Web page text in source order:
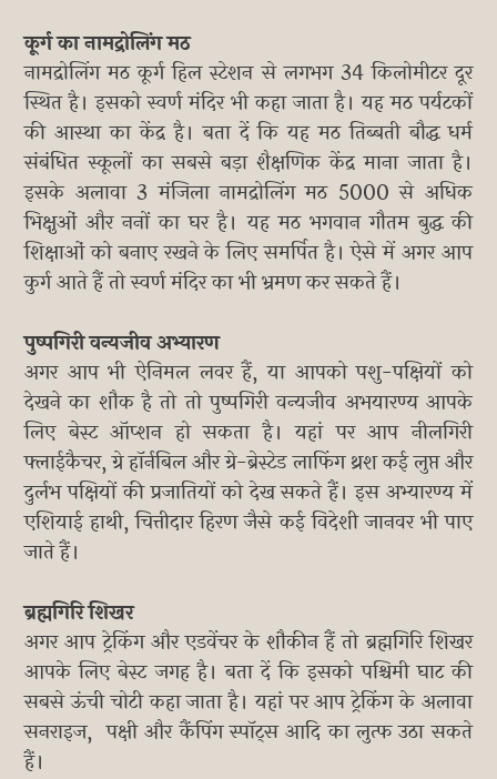
कूर्ग का नामद्रोलिंग मठ
नामद्रोलिंग मठ कूर्ग हिल स्टेशन से लगभग 34 किलोमीटर दूर
स्थित है। इसको स्वर्ण मंदिर भी कहा जाता है। यह मठ पर्यटकों
की आस्था का केंद्र है। बता दें कि यह मठ तिब्बती बौद्ध धर्म
संबंधित स्कूलों का सबसे बड़ा शैक्षणिक केंद्र माना जाता है।
इसके अलावा 3 मंजिला नामद्रोलिंग मठ 5000 से अधिक
भिक्षुओं और ननों का घर है। यह मठ भगवान गौतम बुद्ध की
शिक्षाओं को बनाए रखने के लिए समर्पित है। ऐसे में अगर आप
कुर्ग आते हैं तो स्वर्ण मंदिर का भी भ्रमण कर सकते हैं।
पुष्पगिरी वन्यजीव अभ्यारण
अगर आप भी ऐनिमल लवर हैं, या आपको पशु-पक्षियों को
देखने का शौक है तो तो पुष्पगिरी वन्यजीव अभयारण्य आपके
लिए बेस्ट ऑप्शन हो सकता है। यहां पर आप नीलगिरी
फ्लाईकैचर, ग्रे हॉर्नबिल और ग्रे-ब्रेस्टेड लाफिंग थ्रश कई लुप्त और
दुर्लभ पक्षियों की प्रजातियों को देख सकते हैं। इस अभ्यारण्य में
एशियाई हाथी, चित्तीदार हिरण जैसे कई विदेशी जानवर भी पाए
जाते हैं।
ब्रह्मगिरि शिखर
अगर आप ट्रेकिंग और एडवेंचर के शौकीन हैं तो ब्रह्मगिरि शिखर
आपके लिए बेस्ट जगह है। बता दें कि इसको पश्चिमी घाट की
सबसे ऊंची चोटी कहा जाता है। यहां पर आप ट्रेकिंग के अलावा
सनराइज, पक्षी और कैंपिंग स्‍पॉट्स आदि का लुत्फ उठा सकते
हैं।